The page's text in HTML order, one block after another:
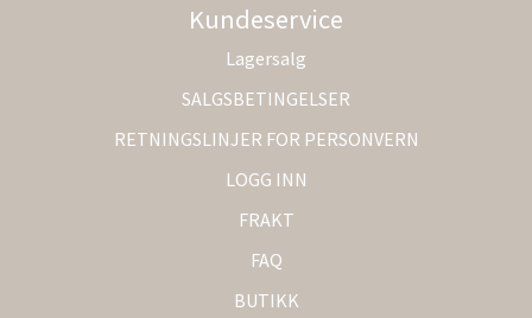
Kundeservice
Lagersalg
SALGSBETINGELSER
RETNINGSLINJER FOR PERSONVERN
LOGG INN
FRAKT
FAQ
BUTIKK